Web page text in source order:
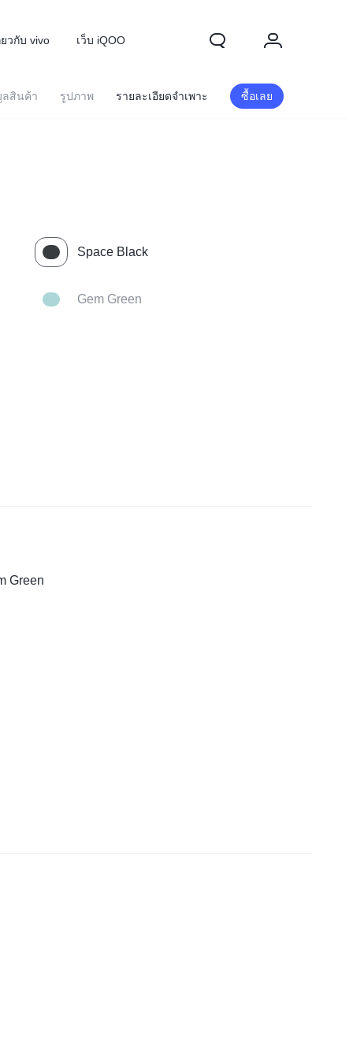
ยวกับ vivo เว็บ iQOO
ใหม่
สินค้า รูปภาพ รายละเอียดจำเพาะ ซื้อเลย
Space Black
Gem Green
Green